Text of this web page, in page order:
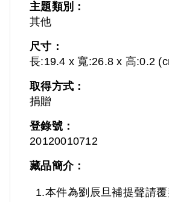
主題類別：
其他
尺寸：
長:19.4 x 寬:26.8 x 高:0.2
取得方式：
捐贈
登錄號：
20120010712
藏品簡介：
1.本件為劉辰旦補提聲請